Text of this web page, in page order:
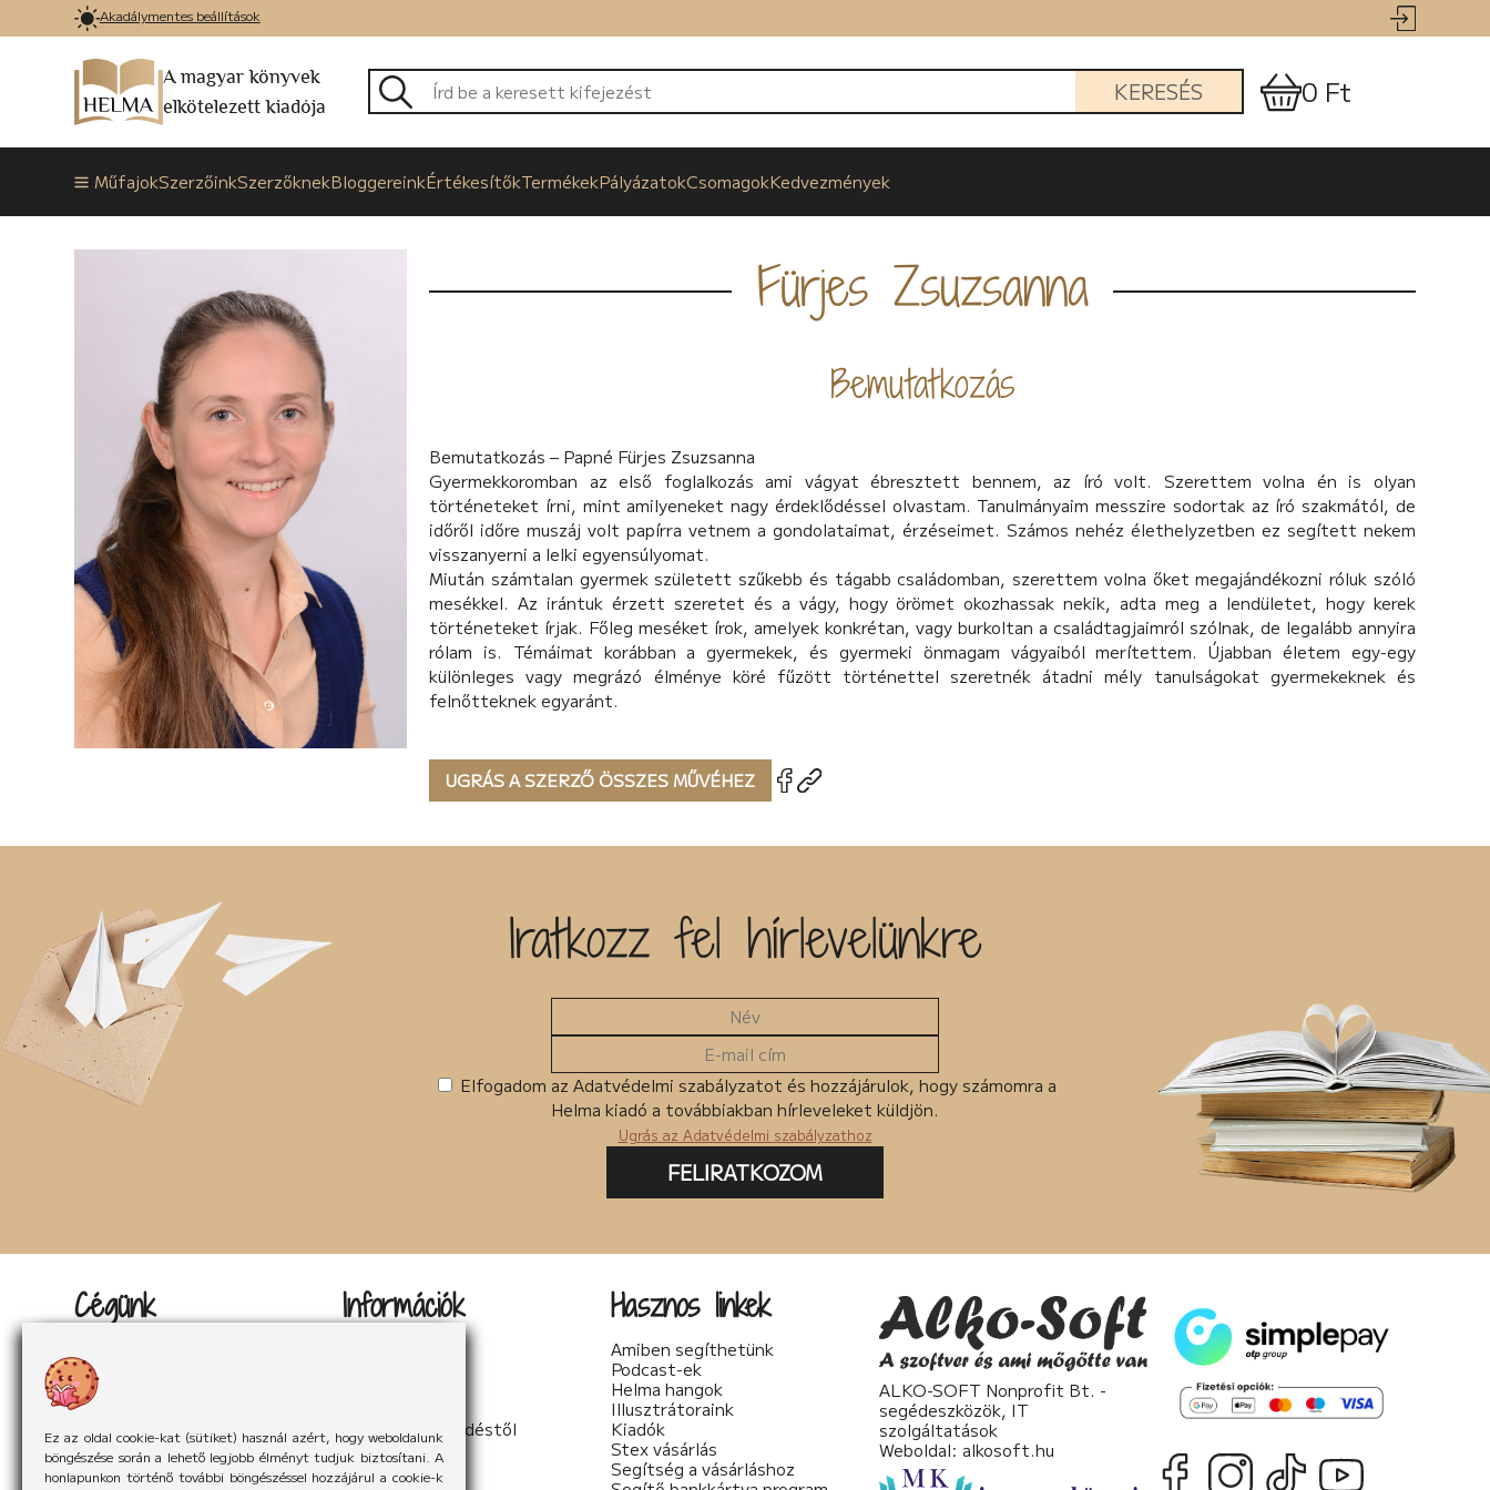
Ez az oldal cookie-kat (sütiket) használ azért, hogy weboldalunk
böngészése során a lehető legjobb élményt tudjuk biztosítani. A
honlapunkon történő további böngészéssel hozzájárul a cookie-k
Akadálymentes beállítások
A magyar könyvek
elkötelezett kiadója
KERESÉS 0 Ft
MűfajokSzerzőinkSzerzőknekBloggereinkÉrtékesítőkTermékekPályázatokCsomagokKedvezmények
Fürjes Zsuzsanna
Bemutatkozás
Bemutatkozás – Papné Fürjes Zsuzsanna
Gyermekkoromban az első foglalkozás ami vágyat ébresztett bennem, az író volt. Szerettem volna én is olyan
történeteket írni, mint amilyeneket nagy érdeklődéssel olvastam. Tanulmányaim messzire sodortak az író szakmától, de
időről időre muszáj volt papírra vetnem a gondolataimat, érzéseimet. Számos nehéz élethelyzetben ez segített nekem
visszanyerni a lelki egyensúlyomat.
Miután számtalan gyermek született szűkebb és tágabb családomban, szerettem volna őket megajándékozni róluk szóló
mesékkel. Az irántuk érzett szeretet és a vágy, hogy örömet okozhassak nekik, adta meg a lendületet, hogy kerek
történeteket írjak. Főleg meséket írok, amelyek konkrétan, vagy burkoltan a családtagjaimról szólnak, de legalább annyira
rólam is. Témáimat korábban a gyermekek, és gyermeki önmagam vágyaiból merítettem. Újabban életem egy-egy
különleges vagy megrázó élménye köré fűzött történettel szeretnék átadni mély tanulságokat gyermekeknek és
felnőtteknek egyaránt.
UGRÁS A SZERZŐ ÖSSZES MŰVÉHEZ
Iratkozz fel hírlevelünkre
Elfogadom az Adatvédelmi szabályzatot és hozzájárulok, hogy számomra a
Helma kiadó a továbbiakban hírleveleket küldjön.
Ugrás az Adatvédelmi szabályzathoz
FELIRATKOZOM
Cégünk
Rólunk
Rólunk mondták
Hírek
Partnereink
Információk
Elállás a szerződéstől
Hasznos linkek
Amiben segíthetünk
Podcast-ek
Helma hangok
Illusztrátoraink
Kiadók
Stex vásárlás
Segítség a vásárláshoz
ALKO-SOFT Nonprofit Bt. -
segédeszközök, IT
szolgáltatások
Weboldal: alkosoft.hu